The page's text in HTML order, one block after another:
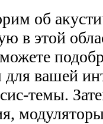
об
в этой
для вашей
темы.